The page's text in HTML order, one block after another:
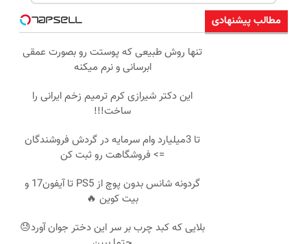
مطالب پیشنهادی
تنها روش طبیعی که پوستت رو بصورت عمقی
ابرسانی و نرم میکنه
این دکتر شیرازی کرم ترمیم زخم ایرانی را
ساخت!!!
تا 3میلیارد وام سرمایه در گردش فروشندگان
=> فروشگاهت رو ثبت کن
گردونه شانس بدون پوچ از PS5 تا آیفون17 و
بیت کوین 🔥
بلایی که کبد چرب بر سر این دختر جوان آورد😓